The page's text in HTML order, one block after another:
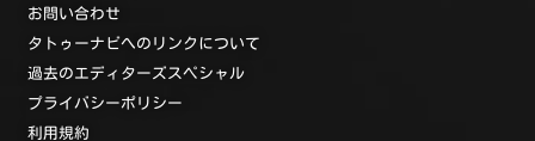
お問い合わせ
タトゥーナビへのリンクについて
過去のエディターズスペシャル
プライバシーポリシー
利用規約